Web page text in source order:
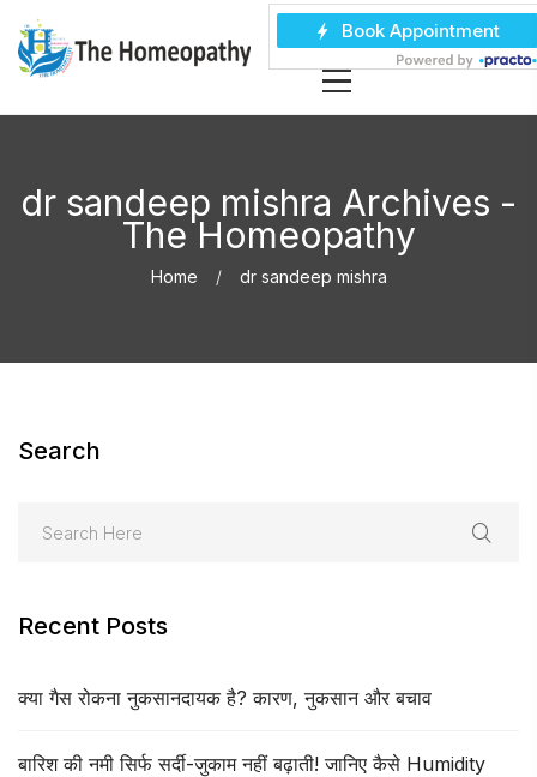
dr sandeep mishra Archives -
The Homeopathy
Home dr sandeep mishra
Search
Recent Posts
क्या गैस रोकना नुकसानदायक है? कारण, नुकसान और बचाव
बारिश की नमी सिर्फ सर्दी-जुकाम नहीं बढ़ाती! जानिए कैसे Humidity